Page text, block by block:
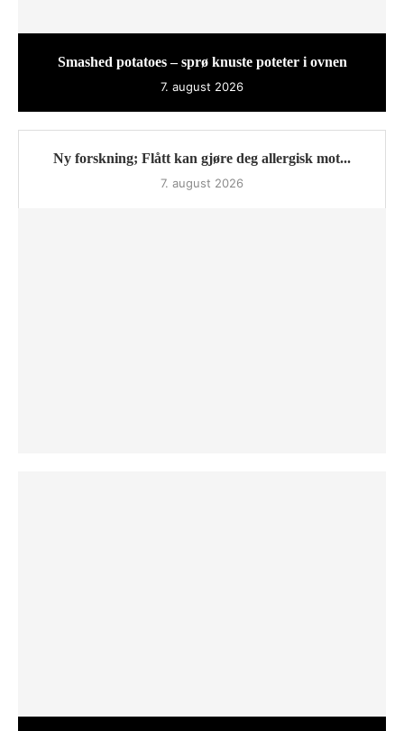
Smashed potatoes – sprø knuste poteter i ovnen
7. august 2026
Ny forskning; Flått kan gjøre deg allergisk mot...
7. august 2026